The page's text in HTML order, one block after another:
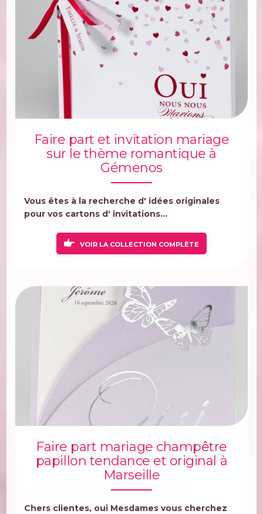
Faire part et invitation mariage
sur le thème romantique à
Gémenos
Vous êtes à la recherche d' idées originales
pour vos cartons d' invitations...
VOIR LA COLLECTION COMPLÈTE
Faire part mariage champêtre
papillon tendance et original à
Marseille
Chers clientes, oui Mesdames vous cherchez